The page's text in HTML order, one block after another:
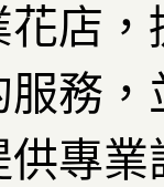
店，
服務
供專